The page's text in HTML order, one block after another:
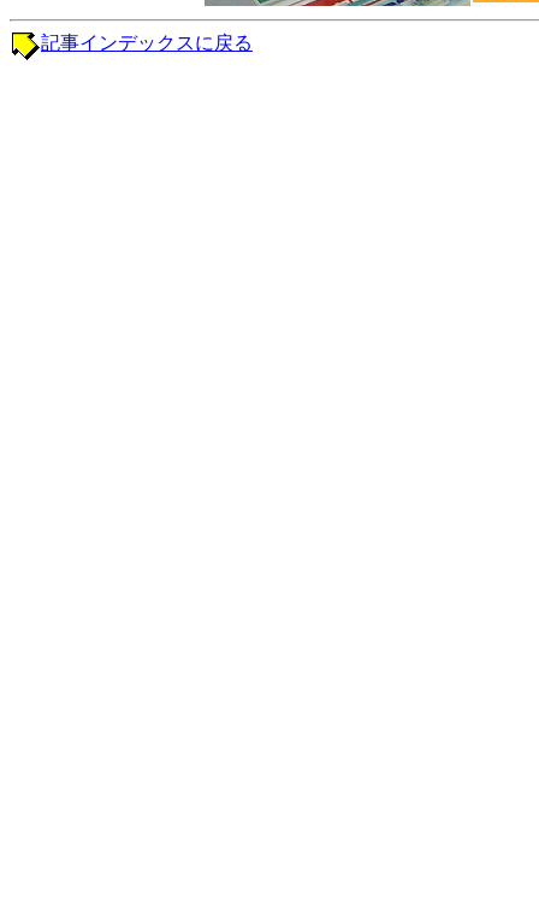
記事インデックスに戻る